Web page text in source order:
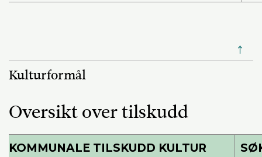
↑
Kulturformål
Oversikt over tilskudd
KOMMUNALE TILSKUDD KULTUR